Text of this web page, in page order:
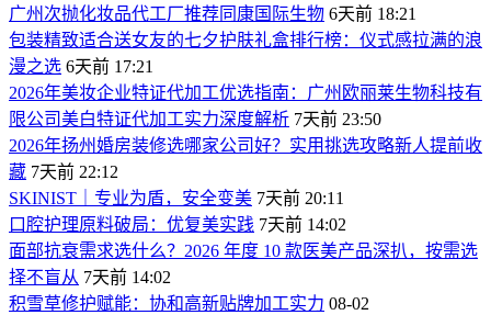
广州次抛化妆品代工厂推荐同康国际生物 6天前 18:21
包装精致适合送女友的七夕护肤礼盒排行榜：仪式感拉满的浪
漫之选 6天前 17:21
2026年美妆企业特证代加工优选指南：广州欧丽莱生物科技有
限公司美白特证代加工实力深度解析 7天前 23:50
2026年扬州婚房装修选哪家公司好？实用挑选攻略新人提前收
藏 7天前 22:12
SKINIST｜专业为盾，安全变美 7天前 20:11
口腔护理原料破局：优复美实践 7天前 14:02
面部抗衰需求选什么？2026 年度 10 款医美产品深扒，按需选
择不盲从 7天前 14:02
积雪草修护赋能：协和高新贴牌加工实力 08-02